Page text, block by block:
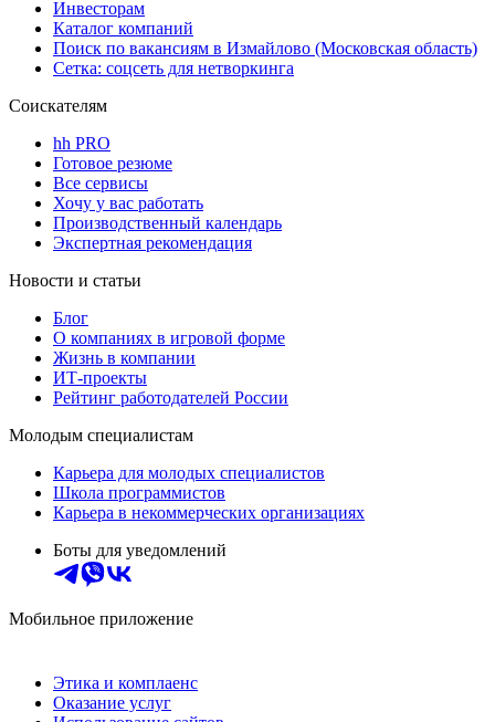
Инвесторам
Каталог компаний
Поиск по вакансиям в Измайлово (Московская область)
Сетка: соцсеть для нетворкинга
Соискателям
hh PRO
Готовое резюме
Все сервисы
Хочу у вас работать
Производственный календарь
Экспертная рекомендация
Новости и статьи
Блог
О компаниях в игровой форме
Жизнь в компании
ИТ-проекты
Рейтинг работодателей России
Молодым специалистам
Карьера для молодых специалистов
Школа программистов
Карьера в некоммерческих организациях
Боты для уведомлений
Мобильное приложение
Этика и комплаенс
Оказание услуг